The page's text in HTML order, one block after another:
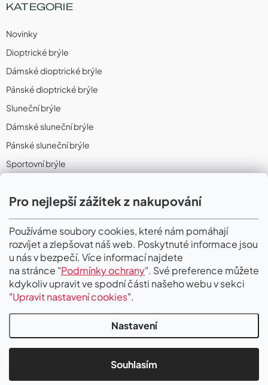
Pro nejlepší zážitek z nakupování
Používáme soubory cookies, které nám pomáhají
rozvíjet a zlepšovat náš web. Poskytnuté informace jsou
u nás v bezpečí. Více informací najdete
na stránce "Podmínky ochrany". Své preference můžete
kdykoliv upravit ve spodní části našeho webu v sekci
"Upravit nastavení cookies".
Nastavení
Souhlasím
KATEGORIE
Novinky
Dioptrické brýle
Dámské dioptrické brýle
Pánské dioptrické brýle
Sluneční brýle
Dámské sluneční brýle
Pánské sluneční brýle
Sportovní brýle
Sportovní dioptrické brýle
II. Jakost
PŘIJÍMÁME ONLINE PLATBY
Copyright 2026Gigaoptik. Všechna práva vyhrazena.Upravit nastavení
cookies